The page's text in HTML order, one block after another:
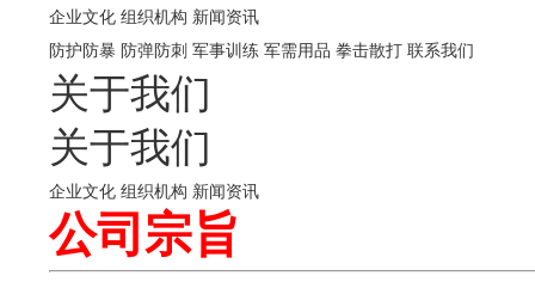
企业文化 组织机构 新闻资讯
防护防暴 防弹防刺 军事训练 军需用品 拳击散打 联系我们
关于我们
关于我们
企业文化 组织机构 新闻资讯
公司宗旨